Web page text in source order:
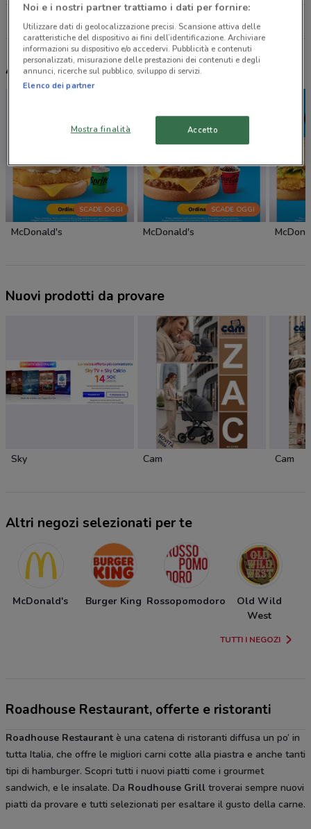
Tutti i negozi Roadhouse Restaurant
Altri volantini nelle vicinanze
SCADE OGGI
McDonald's
SCADE OGGI
McDonald's
Nuovi prodotti da provare
Sky Cam Cam
Altri negozi selezionati per te
McDonald's Burger King Rossopomodoro
Old Wild
West
TUTTI I NEGOZI
Roadhouse Restaurant, offerte e ristoranti
Roadhouse Restaurant è una catena di ristoranti diffusa un po’ in
tutta Italia, che offre le migliori carni cotte alla piastra e anche tanti
tipi di hamburger. Scopri tutti i nuovi piatti come i grourmet
sandwich, e le insalate. Da Roudhouse Grill troverai sempre nuovi
piatti da provare e tutti selezionati per esaltare il gusto della carne.
Noi e i nostri partner trattiamo i dati per fornire:
Utilizzare dati di geolocalizzazione precisi. Scansione attiva delle
caratteristiche del dispositivo ai fini dell’identificazione. Archiviare
informazioni su dispositivo e/o accedervi. Pubblicità e contenuti
personalizzati, misurazione delle prestazioni dei contenuti e degli
annunci, ricerche sul pubblico, sviluppo di servizi.
Elenco dei partner
Mostra finalità Accetto